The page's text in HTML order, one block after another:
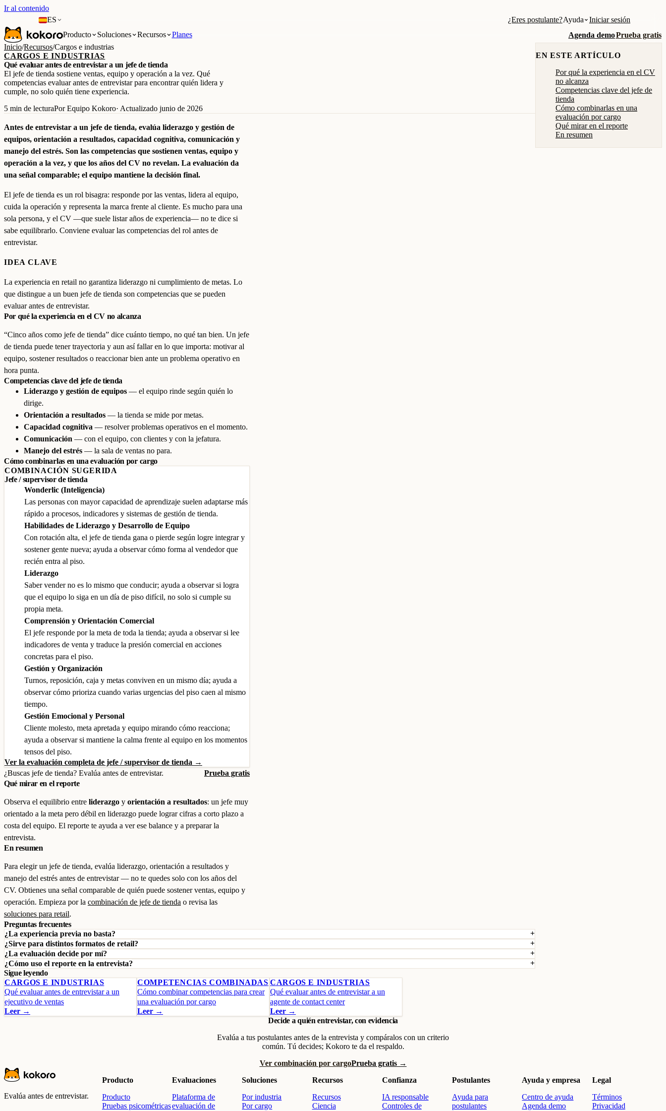
Ir al contenido
ES
¿Eres postulante?Ayuda
Iniciar sesión
Producto
Soluciones Recursos Planes Agenda demoPrueba gratis
Inicio/Recursos/Cargos e industrias
CARGOS E INDUSTRIAS
Qué evaluar antes de entrevistar a un jefe de tienda
El jefe de tienda sostiene ventas, equipo y operación a la vez. Qué
competencias evaluar antes de entrevistar para encontrar quién lidera y
cumple, no solo quién tiene experiencia.
5 min de lecturaPor Equipo Kokoro· Actualizado junio de 2026
Antes de entrevistar a un jefe de tienda, evalúa liderazgo y gestión de
equipos, orientación a resultados, capacidad cognitiva, comunicación y
manejo del estrés. Son las competencias que sostienen ventas, equipo y
operación a la vez, y que los años del CV no revelan. La evaluación da
una señal comparable; el equipo mantiene la decisión final.
El jefe de tienda es un rol bisagra: responde por las ventas, lidera al equipo,
cuida la operación y representa la marca frente al cliente. Es mucho para una
sola persona, y el CV —que suele listar años de experiencia— no te dice si
sabe equilibrarlo. Conviene evaluar las competencias del rol antes de
entrevistar.
IDEA CLAVE
La experiencia en retail no garantiza liderazgo ni cumplimiento de metas. Lo
que distingue a un buen jefe de tienda son competencias que se pueden
evaluar antes de entrevistar.
Por qué la experiencia en el CV no alcanza
“Cinco años como jefe de tienda” dice cuánto tiempo, no qué tan bien. Un jefe
de tienda puede tener trayectoria y aun así fallar en lo que importa: motivar al
equipo, sostener resultados o reaccionar bien ante un problema operativo en
hora punta.
Competencias clave del jefe de tienda
Liderazgo y gestión de equipos — el equipo rinde según quién lo
dirige.
Orientación a resultados — la tienda se mide por metas.
Capacidad cognitiva — resolver problemas operativos en el momento.
Comunicación — con el equipo, con clientes y con la jefatura.
Manejo del estrés — la sala de ventas no para.
Cómo combinarlas en una evaluación por cargo
COMBINACIÓN SUGERIDA
Jefe / supervisor de tienda
Wonderlic (Inteligencia)
Las personas con mayor capacidad de aprendizaje suelen adaptarse más
rápido a procesos, indicadores y sistemas de gestión de tienda.
Habilidades de Liderazgo y Desarrollo de Equipo
Con rotación alta, el jefe de tienda gana o pierde según logre integrar y
sostener gente nueva; ayuda a observar cómo forma al vendedor que
recién entra al piso.
Liderazgo
Saber vender no es lo mismo que conducir; ayuda a observar si logra
que el equipo lo siga en un día de piso difícil, no solo si cumple su
propia meta.
Comprensión y Orientación Comercial
El jefe responde por la meta de toda la tienda; ayuda a observar si lee
indicadores de venta y traduce la presión comercial en acciones
concretas para el piso.
Gestión y Organización
Turnos, reposición, caja y metas conviven en un mismo día; ayuda a
observar cómo prioriza cuando varias urgencias del piso caen al mismo
tiempo.
Gestión Emocional y Personal
Cliente molesto, meta apretada y equipo mirando cómo reacciona;
ayuda a observar si mantiene la calma frente al equipo en los momentos
tensos del piso.
Ver la evaluación completa de jefe / supervisor de tienda →
¿Buscas jefe de tienda? Evalúa antes de entrevistar.
Prueba gratis
Qué mirar en el reporte
Observa el equilibrio entre liderazgo y orientación a resultados: un jefe muy
orientado a la meta pero débil en liderazgo puede lograr cifras a corto plazo a
costa del equipo. El reporte te ayuda a ver ese balance y a preparar la
entrevista.
En resumen
Para elegir un jefe de tienda, evalúa liderazgo, orientación a resultados y
manejo del estrés antes de entrevistar — no te quedes solo con los años del
CV. Obtienes una señal comparable de quién puede sostener ventas, equipo y
operación. Empieza por la combinación de jefe de tienda o revisa las
soluciones para retail.
Preguntas frecuentes
¿La experiencia previa no basta?
¿Sirve para distintos formatos de retail?
¿La evaluación decide por mí?
¿Cómo uso el reporte en la entrevista?
Sigue leyendo
CARGOS E INDUSTRIAS
Qué evaluar antes de entrevistar a un
ejecutivo de ventas
Leer →
COMPETENCIAS COMBINADAS
Cómo combinar competencias para crear
una evaluación por cargo
Leer →
CARGOS E INDUSTRIAS
Qué evaluar antes de entrevistar a un
agente de contact center
Leer →
EN ESTE ARTÍCULO
Por qué la experiencia en el CV
no alcanza
Competencias clave del jefe de
tienda
Cómo combinarlas en una
evaluación por cargo
Qué mirar en el reporte
En resumen
Decide a quién entrevistar, con evidencia
Evalúa a tus postulantes antes de la entrevista y compáralos con un criterio
común. Tú decides; Kokoro te da el respaldo.
Ver combinación por cargoPrueba gratis →
Evalúa antes de entrevistar.
Producto
Producto
Pruebas psicométricas
Evaluaciones
Plataforma de
evaluación de
Soluciones
Por industria
Por cargo
Recursos
Recursos
Ciencia
Confianza
IA responsable
Controles de
Postulantes
Ayuda para
postulantes
Ayuda y empresa
Centro de ayuda
Agenda demo
Legal
Términos
Privacidad